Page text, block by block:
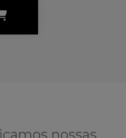
nossas